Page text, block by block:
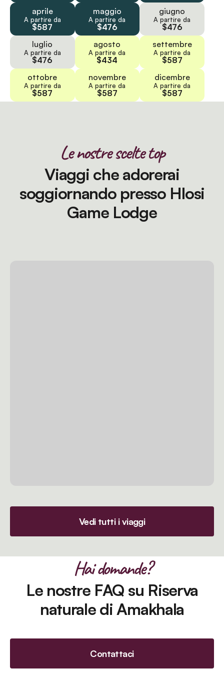
aprile
A partire da
$587
maggio
A partire da
$476
giugno
A partire da
$476
luglio
A partire da
$476
agosto
A partire da
$434
settembre
A partire da
$587
ottobre
A partire da
$587
novembre
A partire da
$587
dicembre
A partire da
$587
Le nostre scelte top
Viaggi che adorerai
soggiornando presso Hlosi
Game Lodge
Vedi tutti i viaggi
Hai domande?
Le nostre FAQ su Riserva
naturale di Amakhala
Contattaci